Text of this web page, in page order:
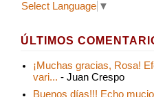
Select Language ▼
ÚLTIMOS
¡Muchas gracias, Rosa!
vari... - Juan Crespo
Buenos días!!! Echo